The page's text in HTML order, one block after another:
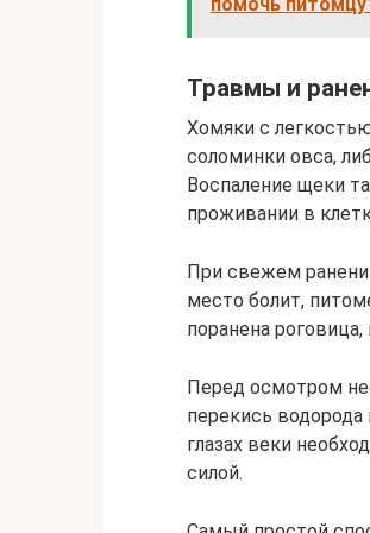
Травмы и
Хомяки с
соломинки овса,
Воспаление щеки
проживании в
При свежем
место болит,
поранена
Перед осмотром
перекись
глазах веки
силой.